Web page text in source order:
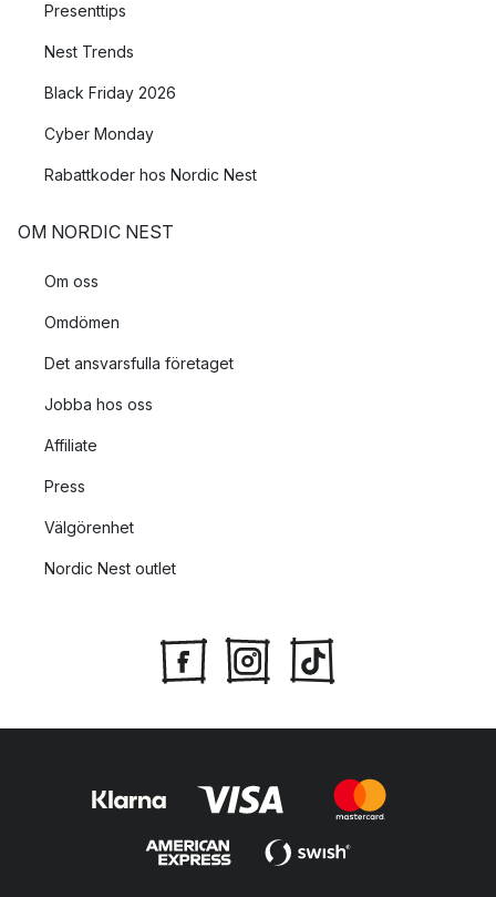
Presenttips
Nest Trends
Black Friday 2026
Cyber Monday
Rabattkoder hos Nordic Nest
OM NORDIC NEST
Om oss
Omdömen
Det ansvarsfulla företaget
Jobba hos oss
Affiliate
Press
Välgörenhet
Nordic Nest outlet